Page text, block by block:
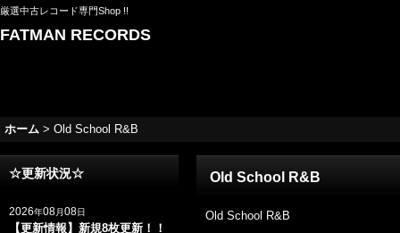
厳選中古レコード専門Shop !!
FATMAN RECORDS
ホーム > Old School R&B
☆更新状況☆
2026年08月08日
【更新情報】新規8枚更新！！
Old School R&B
Old School R&B